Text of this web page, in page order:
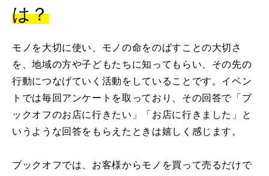
は？
モノを大切に使い、モノの命をのばすことの大切さ
を、地域の方や子どもたちに知ってもらい、その先の
行動につなげていく活動をしていることです。イベン
トでは毎回アンケートを取っており、その回答で「ブ
ックオフのお店に行きたい」「お店に行きました」と
いうような回答をもらえたときは嬉しく感じます。
ブックオフでは、お客様からモノを買って売るだけで